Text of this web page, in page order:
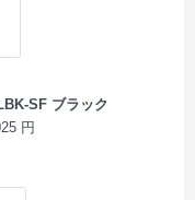
SF ブラック
円